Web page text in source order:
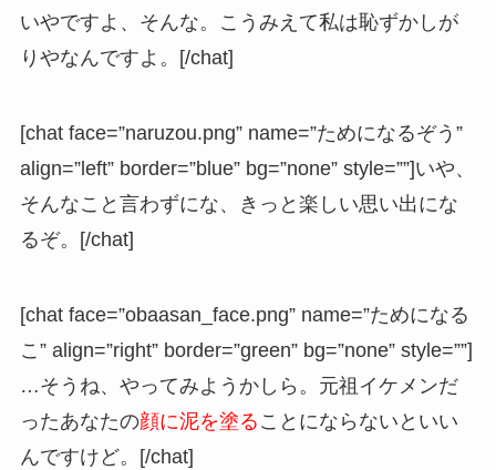
いやですよ、そんな。こうみえて私は恥ずかしが
りやなんですよ。[/chat]
[chat face=”naruzou.png” name=”ためになるぞう”
align=”left” border=”blue” bg=”none” style=””]いや、
そんなこと言わずにな、きっと楽しい思い出にな
るぞ。[/chat]
[chat face=”obaasan_face.png” name=”ためになる
こ” align=”right” border=”green” bg=”none” style=””]
…そうね、やってみようかしら。元祖イケメンだ
ったあなたの顔に泥を塗る ことにならないといい
んですけど。[/chat]